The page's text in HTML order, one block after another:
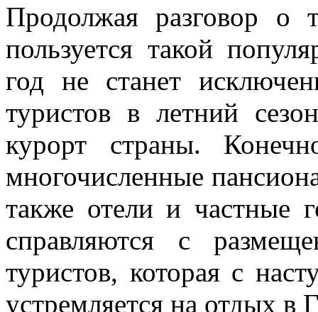
Продолжая разговор
пользуется такой
год не станет
туристов в летний
курорт страны.
многочисленные
также отели и частные
справляются с
туристов, которая с
устремляется на отдых в